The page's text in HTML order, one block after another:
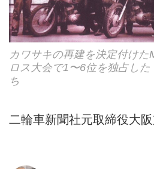
カワサキの再建を決定付け
ロス大会で1〜6位を独占し
ち
二輪車新聞社元取締役大